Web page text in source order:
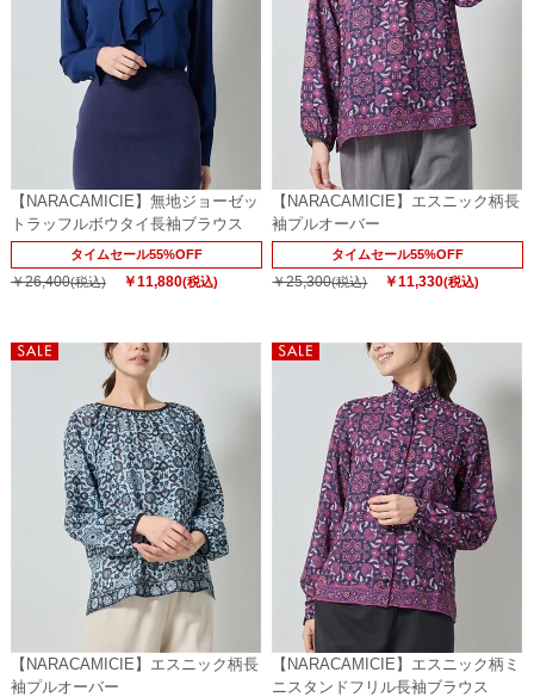
【NARACAMICIE】無地ジョーゼッ
トラッフルボウタイ長袖ブラウス
タイムセール55%OFF
￥26,400(税込) ￥11,880(税込)
【NARACAMICIE】エスニック柄長
袖プルオーバー
タイムセール55%OFF
￥25,300(税込) ￥11,330(税込)
【NARACAMICIE】エスニック柄長
袖プルオーバー
【NARACAMICIE】エスニック柄ミ
ニスタンドフリル長袖ブラウス